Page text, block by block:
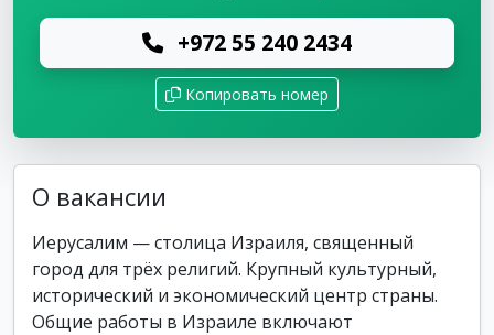
+972 55 240 2434
Копировать номер
О вакансии
Иерусалим — столица Израиля, священный
город для трёх религий. Крупный культурный,
исторический и экономический центр страны.
Общие работы в Израиле включают